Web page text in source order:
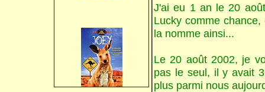
J'ai eu 1 an le 20
Lucky comme
la nomme ainsi...
Le 20 août 2002, je
pas le seul, il y avait
plus parmi nous